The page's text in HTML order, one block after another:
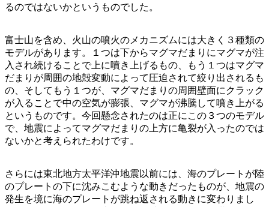
るのではないかというものでした。
富士山を含め、火山の噴火のメカニズムには大きく３種類の
モデルがあります。１つは下からマグマだまりにマグマが注
入され続けることで上に噴き上げるもの、もう１つはマグマ
だまりが周囲の地殻変動によって圧迫されて絞り出されるも
の、そしてもう１つが、マグマだまりの周囲壁面にクラック
が入ることで中の空気が膨張、マグマが沸騰して噴き上がる
というものです。今回懸念されたのは正にこの３つのモデル
で、地震によってマグマだまりの上方に亀裂が入ったのでは
ないかと考えられたわけです。
さらには東北地方太平洋沖地震以前には、海のプレートが陸
のプレートの下に沈みこむような動きだったものが、地震の
発生を境に海のプレートが跳ね返される動きに変わりまし